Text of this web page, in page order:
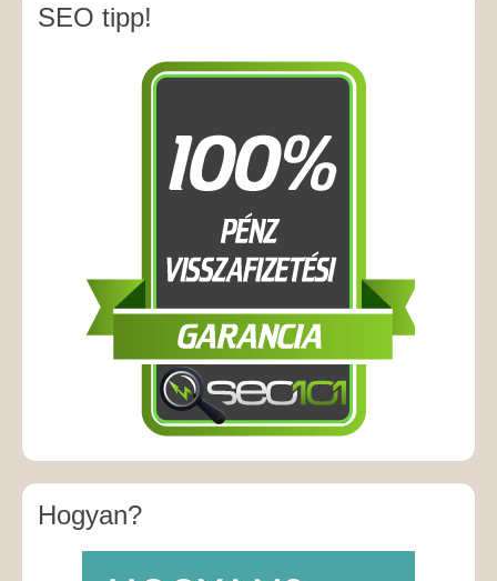
SEO tipp!
Hogyan?